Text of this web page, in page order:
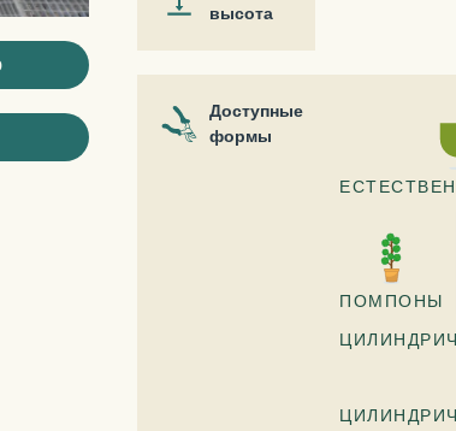
высота
Доступные
формы
ПОМПОНЫ